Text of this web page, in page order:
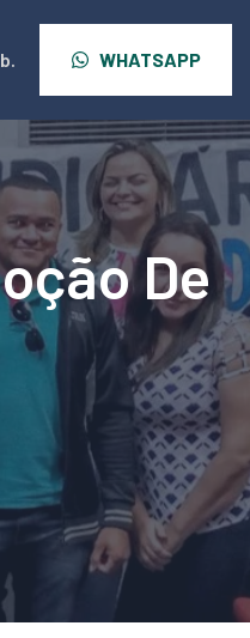
WHATSAPP
De